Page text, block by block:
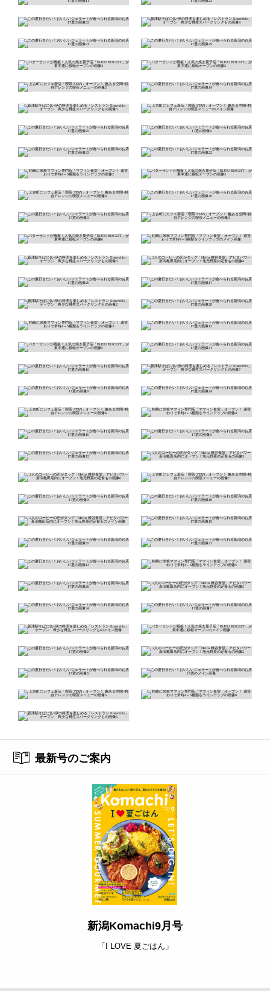
最新号のご案内
新潟Komachi9月号
「I LOVE 夏ごはん」